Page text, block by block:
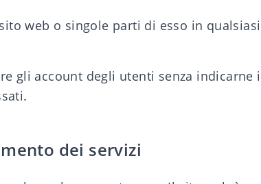
web o singole parti di esso in
gli account degli utenti senza indicarne
dei servizi